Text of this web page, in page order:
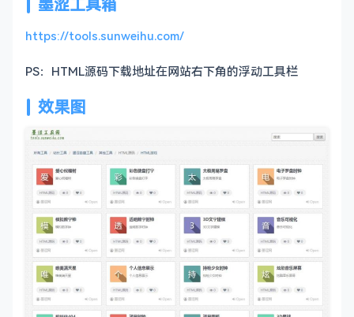
https://tools.sunweihu.com/
PS：HTML源码下载地址在网站右下角的浮动工具栏
效果图